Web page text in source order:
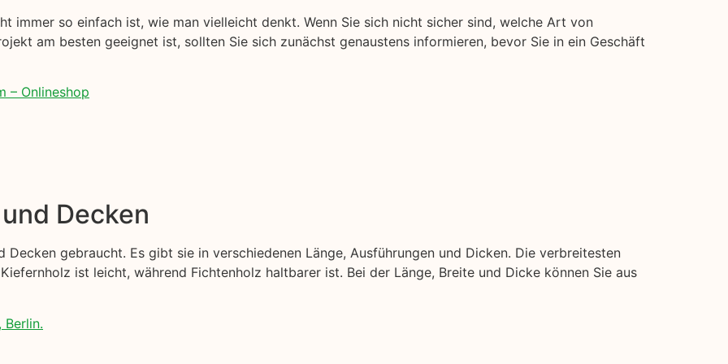
immer so einfach ist, wie man vielleicht denkt. Wenn Sie sich nicht sicher sind, welche Art von
am besten geeignet ist, sollten Sie sich zunächst genaustens informieren, bevor Sie in ein Geschäft
– Onlineshop
Decken
gebraucht. Es gibt sie in verschiedenen Länge, Ausführungen und Dicken. Die verbreitesten
ist leicht, während Fichtenholz haltbarer ist. Bei der Länge, Breite und Dicke können Sie aus